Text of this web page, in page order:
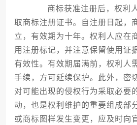
商标获准注册后，权利人
取商标注册证书。自注册日起，
立，有效期为十年。权利人应在
用注册标记，并注意保留使用证
有效性。有效期届满前，权利人
手续，方可延续保护。此外，密
对可能出现的侵权行为采取必要
动，也是权利维护的重要组成部
或商标图样发生变更，应及时向